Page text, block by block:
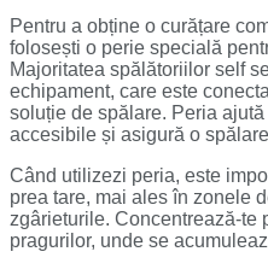
Pentru a obține o curățare
folosești o perie specială
Majoritatea spălătoriilor self
echipament, care este
soluție de spălare. Peria
accesibile și asigură o
Când utilizezi peria, este
prea tare, mai ales în zonele
zgârieturile. Concentrează-te
pragurilor, unde se